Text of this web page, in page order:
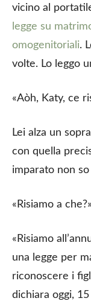
vicino al
legge su
omogenitoriali.
volte. Lo leggo
«Aòh, Katy, ce
Lei alza un
con quella
imparato non
«Risiamo a che?»
«Risiamo
una legge per
riconoscere i
dichiara oggi,